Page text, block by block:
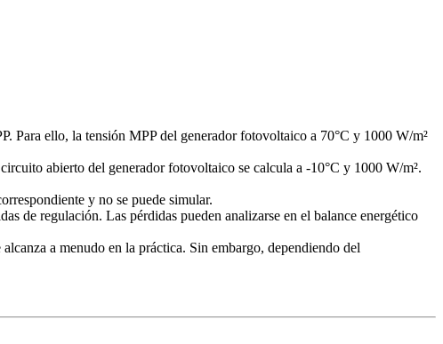
Para ello, la tensión MPP del generador fotovoltaico a 70°C y 1000 W/m²
abierto del generador fotovoltaico se calcula a -10°C y 1000 W/m².
y no se puede simular.
de regulación. Las pérdidas pueden analizarse en el balance energético
a menudo en la práctica. Sin embargo, dependiendo del